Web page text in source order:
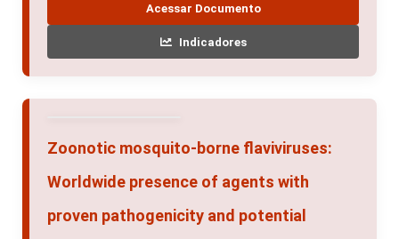
Acessar Documento
Indicadores
Zoonotic mosquito-borne flaviviruses:
Worldwide presence of agents with
proven pathogenicity and potential